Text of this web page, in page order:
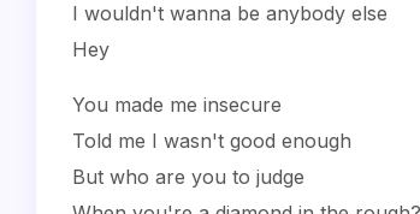
I wouldn't wanna be anybody else
Hey
You made me insecure
Told me I wasn't good enough
But who are you to judge